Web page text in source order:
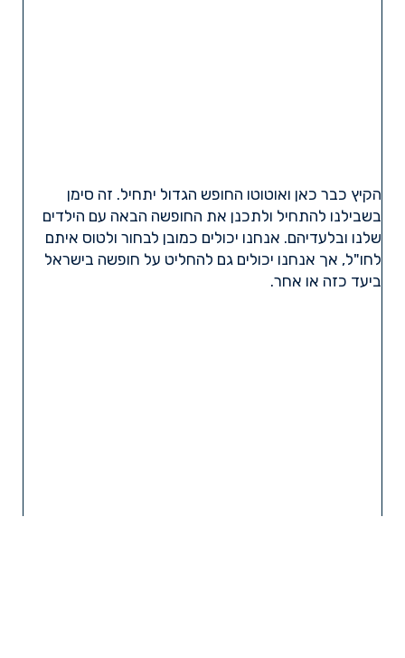
הקיץ כבר כאן ואוטוטו החופש הגדול יתחיל. זה סימן
בשבילנו להתחיל ולתכנן את החופשה הבאה עם הילדים
שלנו ובלעדיהם. אנחנו יכולים כמובן לבחור ולטוס איתם
לחו"ל, אך אנחנו יכולים גם להחליט על חופשה בישראל
ביעד כזה או אחר.